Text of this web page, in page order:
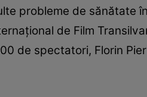
probleme de sănătate
de Film
de spectatori, Florin